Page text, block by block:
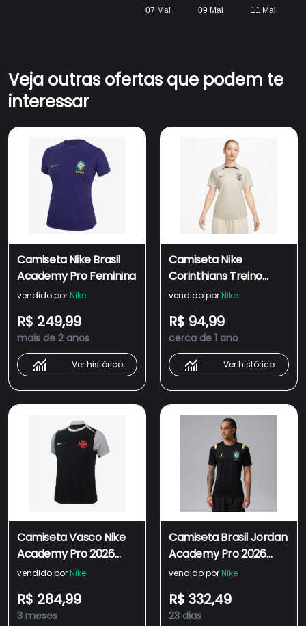
07 Mai 09 Mai 11 Mai
Veja outras ofertas que podem te
interessar
Camiseta Nike Brasil
Academy Pro Feminina
vendido por Nike
R$ 249,99
mais de 2 anos
Ver histórico
Camiseta Nike
Corinthians Treino
2024 Academy Pro
vendido por Nike
R$ 94,99
cerca de 1 ano
Ver histórico
Camiseta Vasco Nike
Academy Pro 2026
Treino Feminina
vendido por Nike
R$ 284,99
3 meses
Camiseta Brasil Jordan
Academy Pro 2026
Treino Masculina
vendido por Nike
R$ 332,49
23 dias